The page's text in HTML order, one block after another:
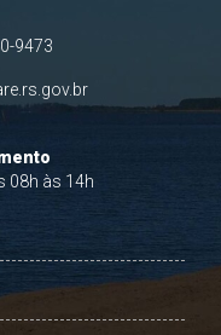
9473
08h às 14h